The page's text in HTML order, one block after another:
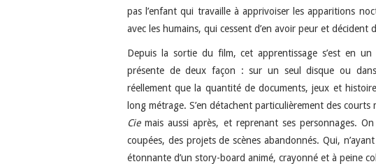
pas l’enfant qui travaille à apprivoiser les apparitions
avec les humains, qui cessent d’en avoir peur et décident
Depuis la sortie du film, cet apprentissage s’est en
présente de deux façon : sur un seul disque ou
réellement que la quantité de documents, jeux et
long métrage. S’en détachent particulièrement des
Ciemais aussi après, et reprenant ses personnages.
coupées, des projets de scènes abandonnés. Qui,
étonnante d’un story-board animé, crayonné et à peine